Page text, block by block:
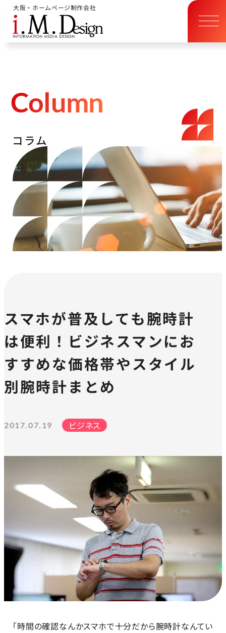
大阪・ホームページ制作会社
Column
コ ラム
スマホが普及しても腕時計
は便利！ビジネスマンにお
すすめな価格帯やスタイル
別腕時計まとめ
2017.07.19 ビジネス
「時間の確認なんかスマホで十分だから腕時計なんてい